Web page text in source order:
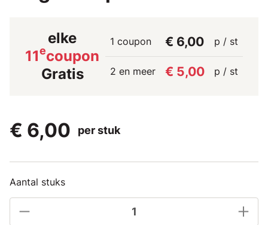
elke
11ecoupon
Gratis
1 coupon € 6,00 p / st
2 en meer € 5,00 p / st
€ 6,00 per stuk
Aantal stuks